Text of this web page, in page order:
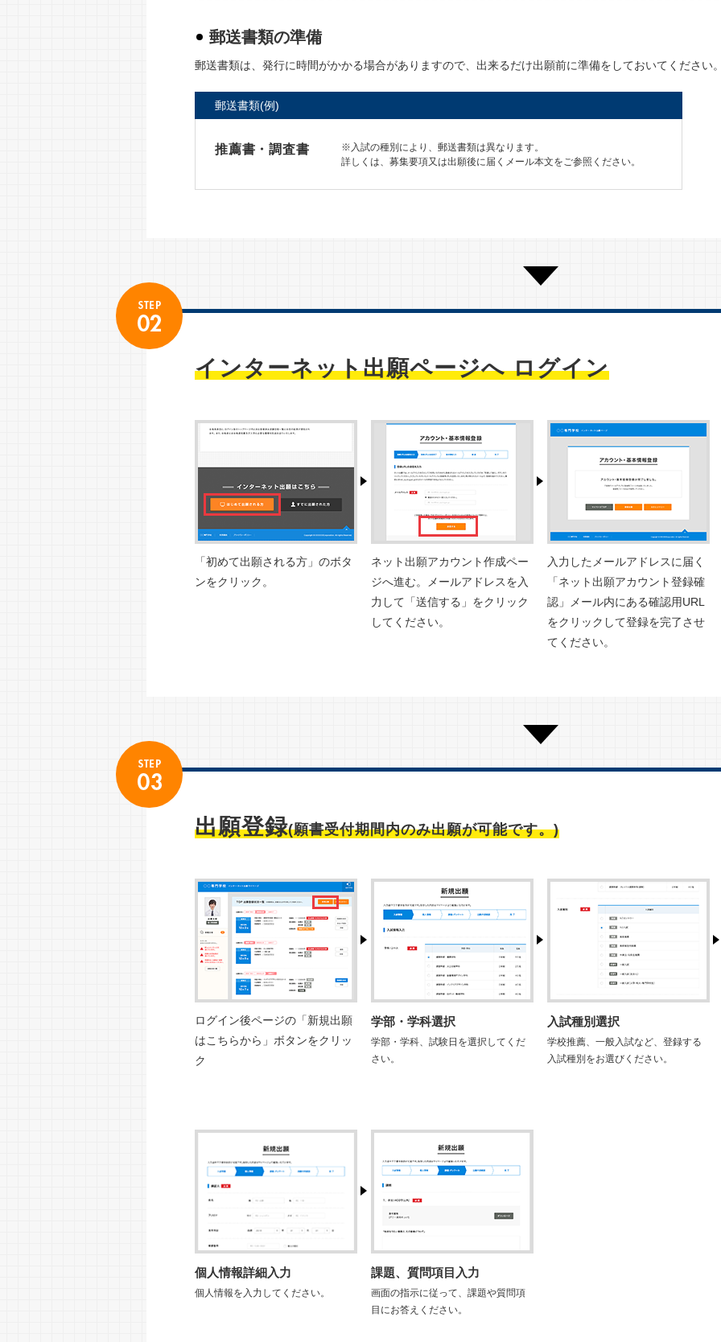
郵送書類の準備
郵送書類は、発行に時間がかかる場合がありますので、出来るだけ出願前に準備をしておいてください
郵送書類(例)
推薦書・調査書
※入試の種別により、郵送書類は異なります。
詳しくは、募集要項又は出願後に届くメール本文をご参照ください。
インターネット出願ページへ ログイン
「初めて出願される方」のボタ
ンをクリック。
ネット出願アカウント作成ペー
ジへ進む。メールアドレスを入
力して「送信する」をクリック
してください。
入力したメールアドレスに届く
「ネット出願アカウント登録確
認」メール内にある確認用URL
をクリックして登録を完了させ
てください。
出願登録(願書受付期間内のみ出願が可能です。)
ログイン後ページの「新規出願
はこちらから」ボタンをクリッ
ク
学部・学科選択
学部・学科、試験日を選択してくだ
さい。
入試種別選択
学校推薦、一般入試など、登録する
入試種別をお選びください。
個人情報詳細入力
個人情報を入力してください。
課題、質問項目入力
画面の指示に従って、課題や質問項
目にお答えください。